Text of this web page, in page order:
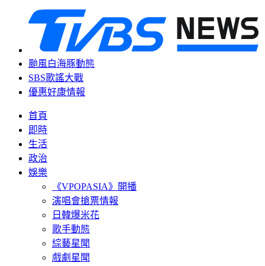
颱風白海豚動態
SBS歌謠大戰
優惠好康情報
首頁
即時
生活
政治
娛樂
《VPOPASIA》開播
演唱會搶票情報
日韓爆米花
歌手動態
綜藝星聞
戲劇星聞